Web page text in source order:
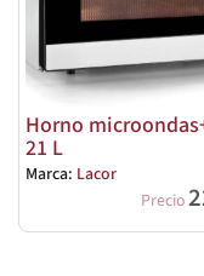
Horno
21 L
Marca: Lacor
Precio